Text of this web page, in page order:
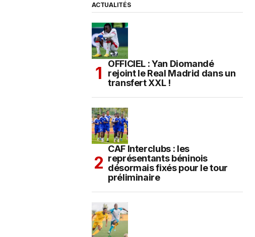
ACTUALITÉS
OFFICIEL : Yan Diomandé
rejoint le Real Madrid dans un
transfert XXL !
CAF Interclubs : les
représentants béninois
désormais fixés pour le tour
préliminaire